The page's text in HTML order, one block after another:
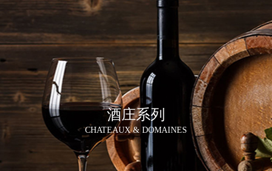
酒庄系列
CHATEAUX & DOMAINES